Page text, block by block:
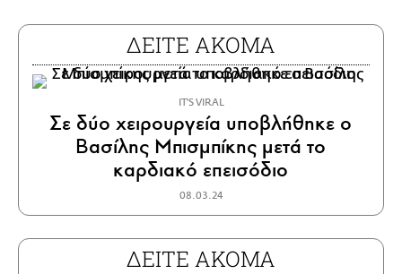
ΔΕΙΤΕ ΑΚΟΜΑ
IT'S VIRAL
Σε δύο χειρουργεία υποβλήθηκε ο
Βασίλης Μπισμπίκης μετά το
καρδιακό επεισόδιο
08.03.24
ΔΕΙΤΕ ΑΚΟΜΑ